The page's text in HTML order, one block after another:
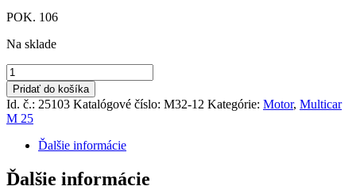
POK. 106
Na sklade
množstvo
Hadica
palivová
1250
mm
očko+závit
Pridať do košíka
Id. č.: 25103 Katalógové číslo: M32-12 Kategórie: Motor, Multicar
M 25
Ďalšie informácie
Ďalšie informácie